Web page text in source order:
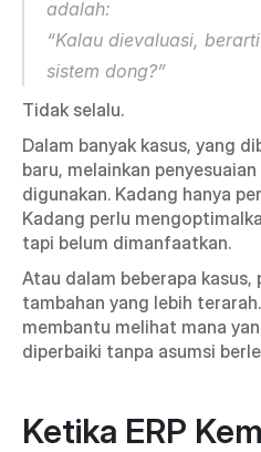
adalah:
“Kalau dievaluasi,
sistem dong?”
Tidak selalu.
Dalam banyak kasus, yang
baru, melainkan
digunakan. Kadang hanya
Kadang perlu
tapi belum dimanfaatkan.
Atau dalam beberapa kasus,
tambahan yang lebih
membantu melihat mana
diperbaiki tanpa asumsi
Ketika ERP